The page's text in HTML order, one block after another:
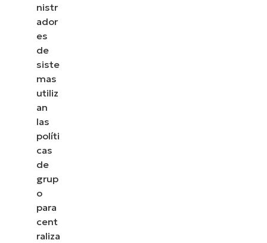
nistr
ador
es
de
siste
mas
utiliz
an
las
políti
cas
de
grup
o
para
cent
raliza